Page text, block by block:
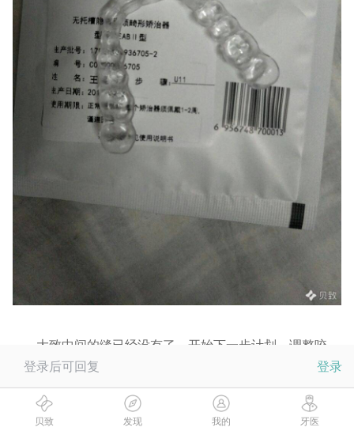
大致中间的缝已经没有了，开始下一步计划，调整咬
合。
期待未来的效果！❤此处表白
登录后可回复 登录
贝致 发现 我的 牙医